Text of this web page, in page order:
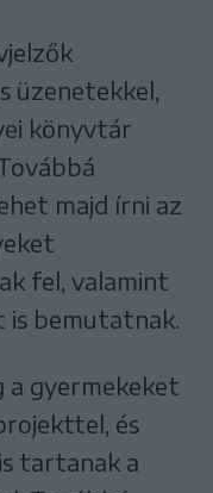
üzenetekkel,
könyvtár
majd írni az
fel, valamint
bemutatnak.
a gyermekeket
és
tartanak a